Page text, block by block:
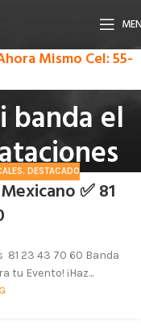
Mismo Cel: 55-
banda el
, DESTACADO
✅ 81
23 43 70 60 Banda
tu Evento! ¡Haz...